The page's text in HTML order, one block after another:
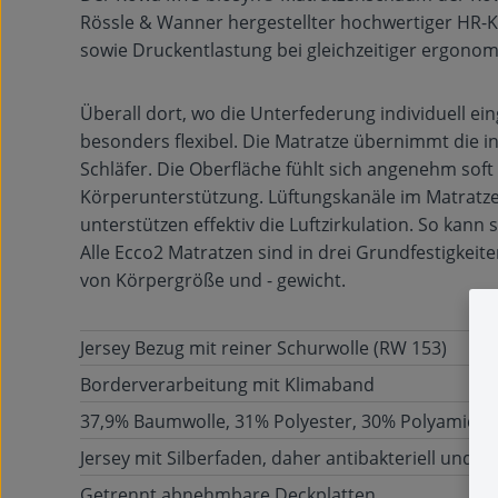
Rössle & Wanner hergestellter hochwertiger
sowie Druckentlastung bei gleichzeitiger
Überall dort, wo die Unterfederung individuell
besonders flexibel. Die Matratze übernimmt die
Schläfer. Die Oberfläche fühlt sich angenehm
Körperunterstützung. Lüftungskanäle im
unterstützen effektiv die Luftzirkulation. So kann
Alle Ecco2 Matratzen sind in drei
von Körpergröße und - gewicht.
Jersey Bezug mit reiner Schurwolle (RW 153)
Borderverarbeitung mit Klimaband
37,9% Baumwolle, 31% Polyester, 30% Polyamid,
Jersey mit Silberfaden, daher antibakteriell und